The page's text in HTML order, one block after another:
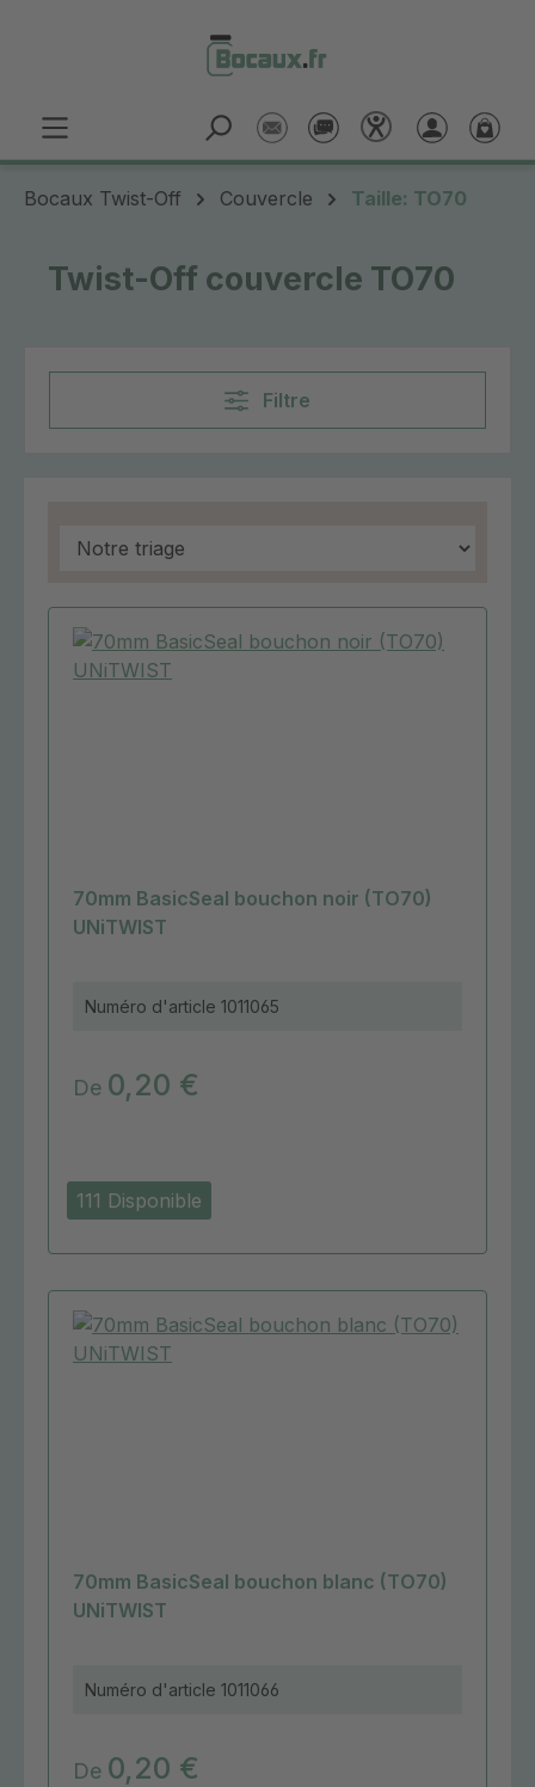
Bocaux Twist-Off Couvercle Taille: TO70
Twist-Off couvercle TO70
Filtre
111 Disponible
70mm BasicSeal bouchon noir (TO70)
UNiTWIST
Numéro d'article 1011065
De 0,20 €
70mm BasicSeal bouchon blanc (TO70)
UNiTWIST
Numéro d'article 1011066
De 0,20 €